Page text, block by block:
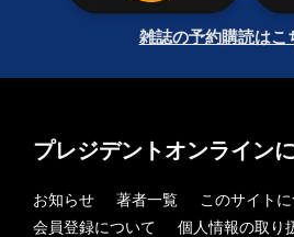
雑誌の予約購読はこ
プレジデントオンライン
お知らせ 著者一覧
このサイト
会員登録について
個人情報の取り